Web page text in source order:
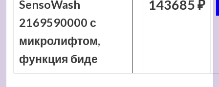
SensoWash
2169590000 с
микролифтом,
функция биде
143685 ₽